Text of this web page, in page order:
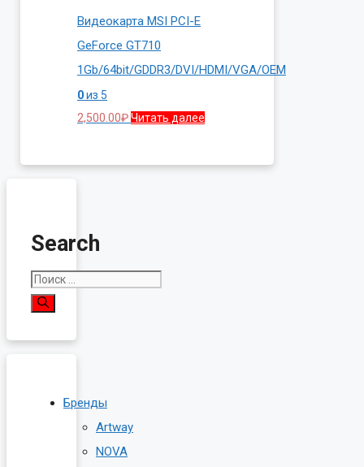
Видеокарта MSI PCI-E
GeForce GT710
1Gb/64bit/GDDR3/DVI/HDMI/VGA/OEM
0из 5
2,500.00₽Читать далее
Search
Поиск:
Бренды
Artway
NOVA